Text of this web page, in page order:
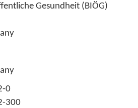
Gesundheit (BIÖG)
0
300